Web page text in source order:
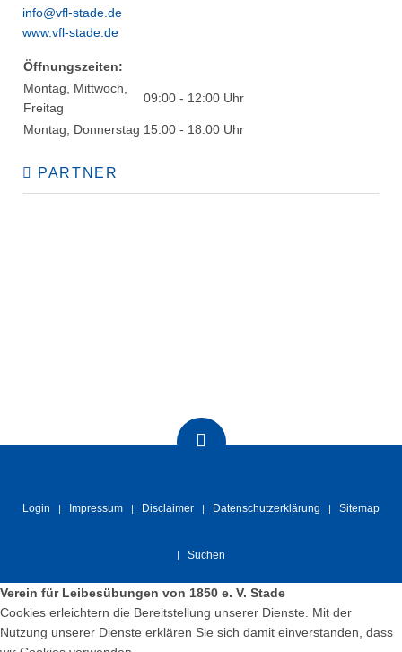
info@vfl-stade.de
www.vfl-stade.de
Öffnungszeiten:
Montag, Mittwoch,
Freitag
09:00 - 12:00 Uhr
Montag, Donnerstag 15:00 - 18:00 Uhr
PARTNER
Login Impressum Disclaimer Datenschutzerklärung Sitemap
Suchen
Verein für Leibesübungen von 1850 e. V. Stade
Cookies erleichtern die Bereitstellung unserer Dienste. Mit der
Nutzung unserer Dienste erklären Sie sich damit einverstanden, dass